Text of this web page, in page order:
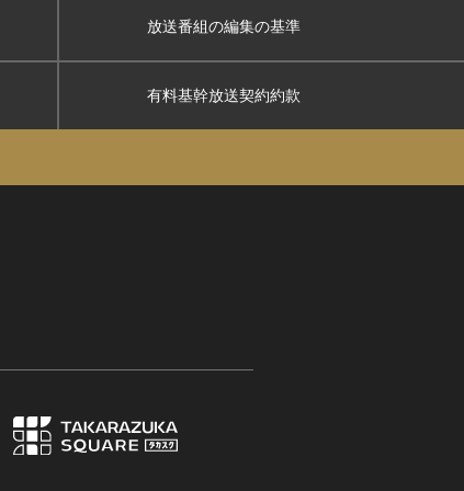
放送番組の編集の基準
有料基幹放送契約約款